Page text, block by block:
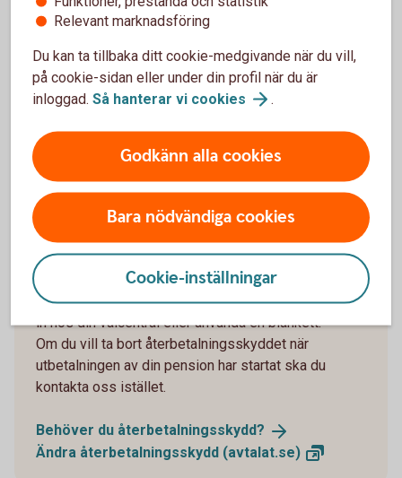
pensionsutbetalning
Du kan enkelt pausa din pensionsutbetalning och
även förkorta, förlänga eller ta bort en pågående
paus.
Pausa din
Återbetalningsskydd
Du kan ändra återbetalningsskydd genom att logga
in hos din valcentral eller använda en blankett.
Om du vill ta bort återbetalningsskyddet när
utbetalningen av din pension har startat ska du
kontakta oss istället.
Behöver du återbetalningsskydd?
Ändra återbetalningsskydd (avtalat.se)
Relevant marknadsföring
Du kan ta tillbaka ditt cookie-medgivande när du vill,
på cookie-sidan eller under din profil när du är
inloggad. Så hanterar vi cookies .
Godkänn alla cookies
Bara nödvändiga cookies
Cookie-inställningar